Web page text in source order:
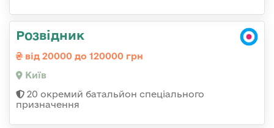
Розвідник
від 20000 до 120000 грн
Київ
20 окремий батальйон спеціального
призначення